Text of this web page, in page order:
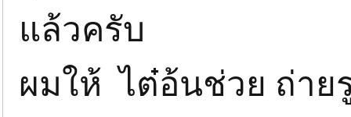
แล้วครับ
ผมให้ ไต๋อ้นช่วย ถ่าย